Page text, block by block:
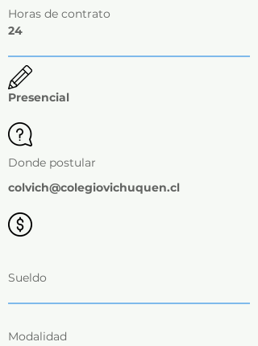
Horas de contrato
24
Presencial
Donde postular
colvich@colegiovichuquen.cl
Sueldo
Modalidad